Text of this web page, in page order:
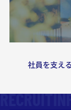
社員を支え